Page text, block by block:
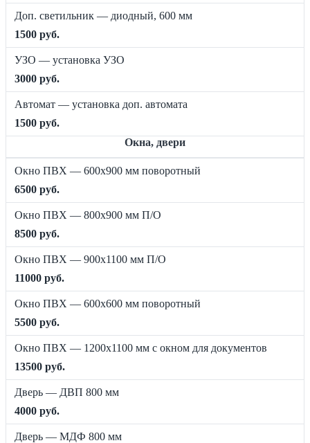
Доп. светильник — диодный, 600 мм
1500 руб.
УЗО — установка УЗО
3000 руб.
Автомат — установка доп. автомата
1500 руб.
Окна, двери
Окно ПВХ — 600х900 мм поворотный
6500 руб.
Окно ПВХ — 800х900 мм П/О
8500 руб.
Окно ПВХ — 900х1100 мм П/О
11000 руб.
Окно ПВХ — 600х600 мм поворотный
5500 руб.
Окно ПВХ — 1200х1100 мм с окном для документов
13500 руб.
Дверь — ДВП 800 мм
4000 руб.
Дверь — МДФ 800 мм